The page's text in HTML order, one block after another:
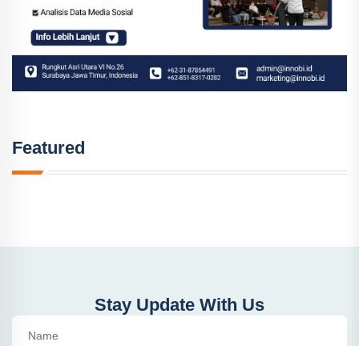
Featured
Stay Update With Us